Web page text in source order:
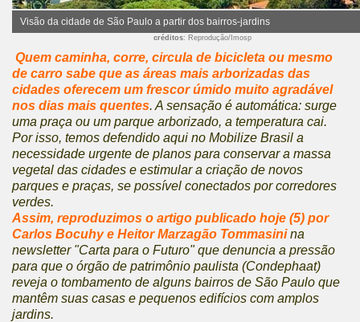
Visão da cidade de São Paulo a partir dos bairros-jardins
créditos: Reprodução/Imosp
Quem caminha, corre, circula de bicicleta ou mesmo
de carro sabe que as áreas mais arborizadas das
cidades oferecem um frescor úmido muito agradável
nos dias mais quentes. A sensação é automática: surge
uma praça ou um parque arborizado, a temperatura cai.
Por isso, temos defendido aqui no Mobilize Brasil a
necessidade urgente de planos para conservar a massa
vegetal das cidades e estimular a criação de novos
parques e praças, se possível conectados por corredores
verdes.
Assim, reproduzimos o artigo publicado hoje (5) por
Carlos Bocuhy e Heitor Marzagão Tommasinina
newsletter "Carta para o Futuro" que denuncia a pressão
para que o órgão de patrimônio paulista (Condephaat)
reveja o tombamento de alguns bairros de São Paulo que
mantêm suas casas e pequenos edifícios com amplos
jardins.